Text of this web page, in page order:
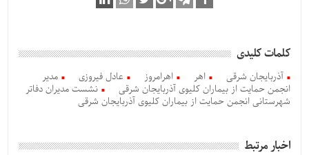
کلمات کلیدی
آذربایجان شرقی اهر اهرامروز عادل فیروزی
مدیر
انجمن حمایت از بیماران کلیوی آذربایجان شرقی
نشست مدیران دفاتر
شهرستانی انجمن حمایت از بیماران کلیوی آذربایجان شرقی
اخبار مرتبط